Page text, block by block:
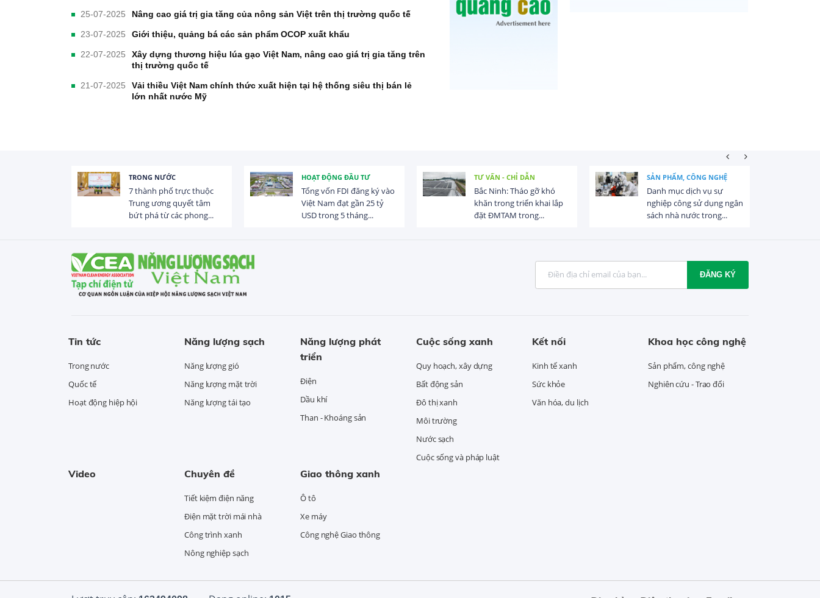
25-07-2025 Nâng cao giá trị gia tăng của nông sản Việt trên thị trường quốc tế
23-07-2025 Giới thiệu, quảng bá các sản phẩm OCOP xuất khẩu
22-07-2025
Xây dựng thương hiệu lúa gạo Việt Nam, nâng cao giá trị gia tăng trên
thị trường quốc tế
21-07-2025
Vải thiều Việt Nam chính thức xuất hiện tại hệ thống siêu thị bán lẻ
lớn nhất nước Mỹ
TRONG NƯỚC
7 thành phố trực thuộc
Trung ương quyết tâm
bứt phá từ các phong...
HOẠT ĐỘNG ĐẦU TƯ
Tổng vốn FDI đăng ký vào
Việt Nam đạt gần 25 tỷ
USD trong 5 tháng...
TƯ VẤN - CHỈ DẪN
Bắc Ninh: Tháo gỡ khó
khăn trong triển khai lắp
đặt ĐMTAM trong...
SẢN PHẨM, CÔNG NGHỆ
Danh mục dịch vụ sự
nghiệp công sử dụng ngân
sách nhà nước trong...
ĐĂNG KÝ
Tin tức
Trong nước
Quốc tế
Hoạt động hiệp hội
Năng lượng sạch
Năng lượng gió
Năng lượng mặt trời
Năng lượng tái tạo
Năng lượng phát
triển
Điện
Dầu khí
Than - Khoáng sản
Cuộc sống xanh
Quy hoạch, xây dựng
Bất động sản
Đô thị xanh
Môi trường
Nước sạch
Cuộc sống và pháp luật
Kết nối
Kinh tế xanh
Sức khỏe
Văn hóa, du lịch
Khoa học công nghệ
Sản phẩm, công nghệ
Nghiên cứu - Trao đổi
Video Chuyên đề
Tiết kiệm điện năng
Điện mặt trời mái nhà
Công trình xanh
Nông nghiệp sạch
Giao thông xanh
Ô tô
Xe máy
Công nghệ Giao thông